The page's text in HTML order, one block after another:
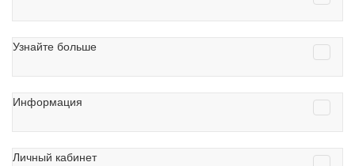
Узнайте больше
Информация
Личный кабинет